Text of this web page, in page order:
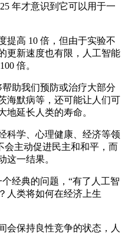
年才意识到它可以用于一
高 10 倍，但由于实验不
更新速度也有限，人工智能
倍。
助我们预防或治疗大部分
海默病等，还可能让人们可
地延长人类的寿命。
学、心理健康、经济等领
会主动促进民主和和平，而
这一结果。
经典的问题，“有了人工智
人类将如何在经济上生
保持良性竞争的状态，人